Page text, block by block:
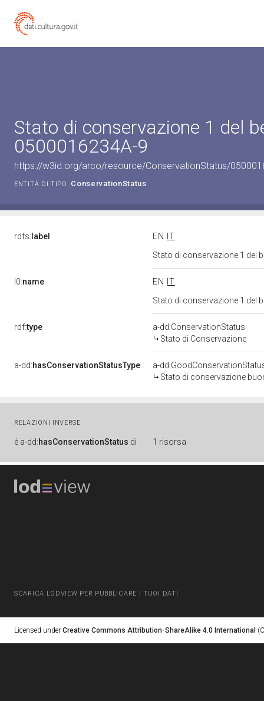
Stato di conservazione 1 del
0500016234A-9
https://w3id.org/arco/resource/ConservationStatus/
ENTITÀ DI TIPO: ConservationStatus
rdfs: label EN
IT
Stato di conservazione 1 del
l0:name EN
IT
Stato di conservazione 1 del
rdf:type
a-dd:ConservationStatus
Stato di Conservazione
a-dd:hasConservationStatusType
a-
Stato di conservazione
RELAZIONI INVERSE
è a-dd:hasConservationStatus di 1 risorsa
SCARICA LODVIEW PER PUBBLICARE I TUOI DATI
Licensed under Creative Commons Attribution-ShareAlike 4.0 International